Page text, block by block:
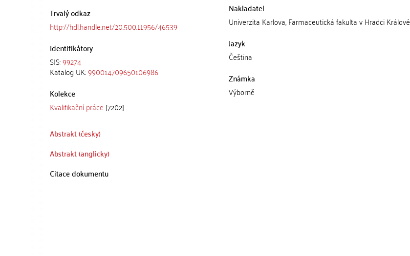
Trvalý odkaz
http://hdl.handle.net/20.500.11956/46539
Identifikátory
SIS:99274
Katalog UK:990014709650106986
Kolekce
Kvalifikační práce [7202]
Nakladatel
Univerzita Karlova, Farmaceutická fakulta v Hradci Králové
Jazyk
Čeština
Známka
Výborně
Abstrakt (česky)
Abstrakt (anglicky)
Citace dokumentu